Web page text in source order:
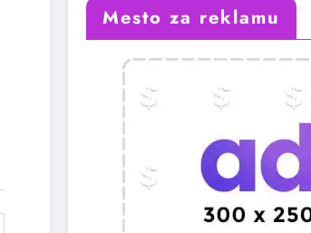
Mesto za reklamu